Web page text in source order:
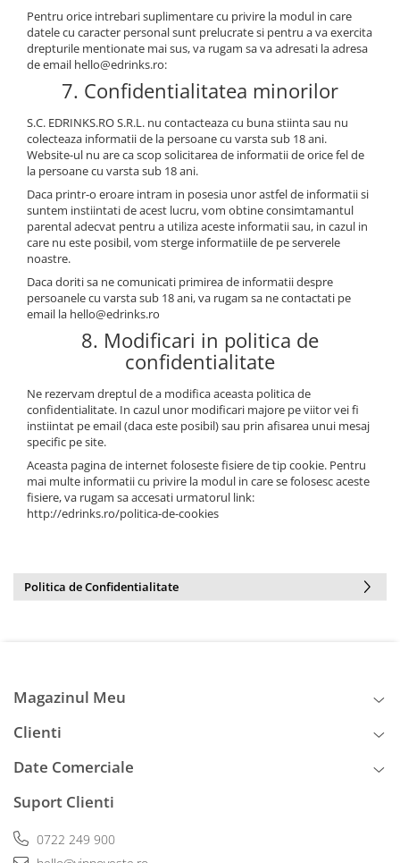
Pentru orice intrebari suplimentare cu privire la modul in care
datele cu caracter personal sunt prelucrate si pentru a va exercita
drepturile mentionate mai sus, va rugam sa va adresati la adresa
de email hello@edrinks.ro:
7. Confidentialitatea minorilor
S.C. EDRINKS.RO S.R.L. nu contacteaza cu buna stiinta sau nu
colecteaza informatii de la persoane cu varsta sub 18 ani.
Website-ul nu are ca scop solicitarea de informatii de orice fel de
la persoane cu varsta sub 18 ani.
Daca printr-o eroare intram in posesia unor astfel de informatii si
suntem instiintati de acest lucru, vom obtine consimtamantul
parental adecvat pentru a utiliza aceste informatii sau, in cazul in
care nu este posibil, vom sterge informatiile de pe serverele
noastre.
Daca doriti sa ne comunicati primirea de informatii despre
persoanele cu varsta sub 18 ani, va rugam sa ne contactati pe
email la hello@edrinks.ro
8. Modificari in politica de
confidentialitate
Ne rezervam dreptul de a modifica aceasta politica de
confidentialitate. In cazul unor modificari majore pe viitor vei fi
instiintat pe email (daca este posibil) sau prin afisarea unui mesaj
specific pe site.
Aceasta pagina de internet foloseste fisiere de tip cookie. Pentru
mai multe informatii cu privire la modul in care se folosesc aceste
fisiere, va rugam sa accesati urmatorul link:
http://edrinks.ro/politica-de-cookies
Politica de Confidentialitate
Magazinul Meu
Clienti
Date Comerciale
Suport Clienti
0722 249 900